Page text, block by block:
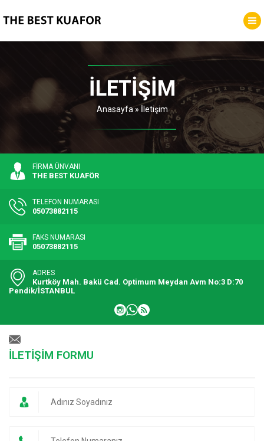
İLETIŞIM
Anasayfa» İletişim
FİRMA ÜNVANI
THE BEST KUAFÖR
TELEFON NUMARASI
05073882115
FAKS NUMARASI
05073882115
ADRES
Kurtköy Mah. Bakü Cad. Optimum Meydan Avm No:3 D:70
Pendik/İSTANBUL
İLETİŞİM FORMU